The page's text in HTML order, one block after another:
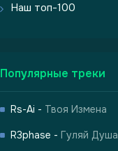
Наш топ-100
Популярные треки
Rs-Ai - Твоя Измена
R3phase - Гуляй Душа